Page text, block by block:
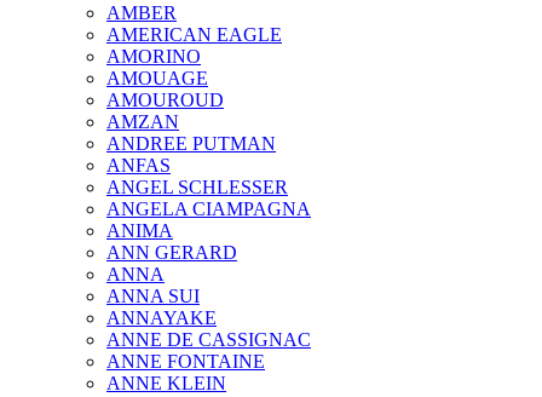
AMBER
AMERICAN EAGLE
AMORINO
AMOUAGE
AMOUROUD
AMZAN
ANDREE PUTMAN
ANFAS
ANGEL SCHLESSER
ANGELA CIAMPAGNA
ANIMA
ANN GERARD
ANNA
ANNA SUI
ANNAYAKE
ANNE DE CASSIGNAC
ANNE FONTAINE
ANNE KLEIN